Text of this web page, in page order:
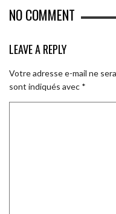
NO COMMENT
LEAVE A REPLY
Votre adresse e-mail ne
sont indiqués avec *